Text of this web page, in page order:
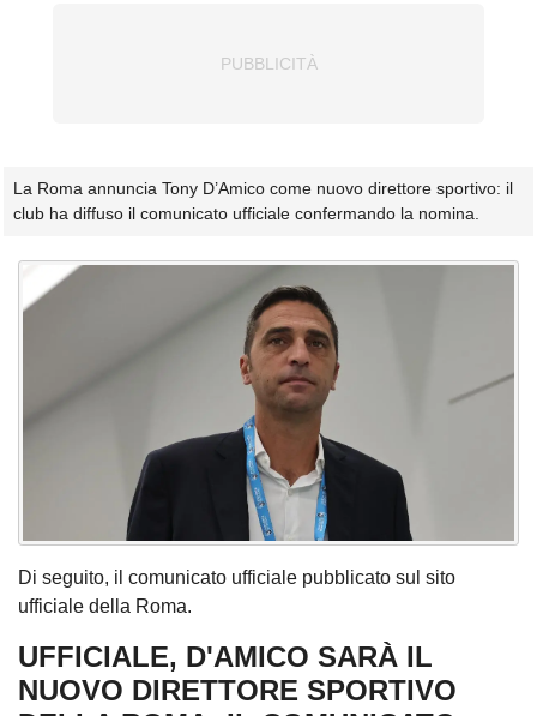
La Roma annuncia Tony D’Amico come nuovo direttore sportivo: il
club ha diffuso il comunicato ufficiale confermando la nomina.
Di seguito, il comunicato ufficiale pubblicato sul sito
ufficiale della Roma.
UFFICIALE, D'AMICO SARÀ IL
NUOVO DIRETTORE SPORTIVO